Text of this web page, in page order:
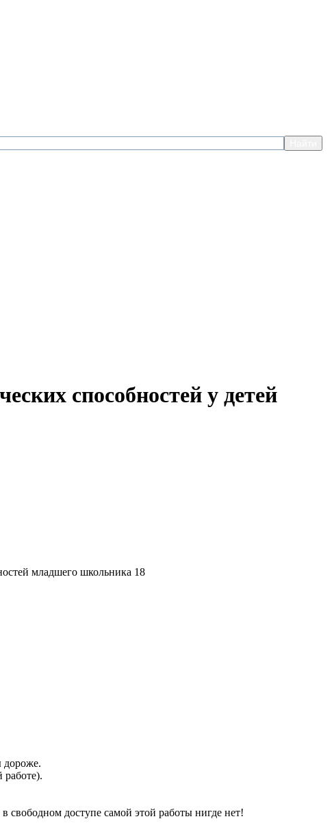
способностей у детей
младшего школьника 18
дороже.
работе).
в свободном доступе самой этой работы нигде нет!